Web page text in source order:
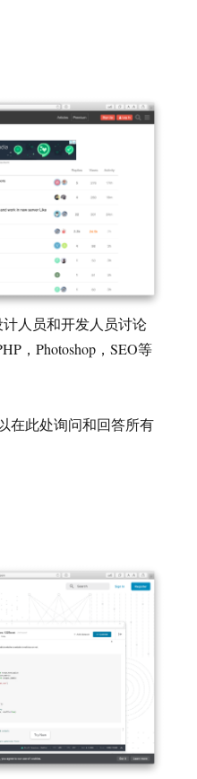
计人员和开发人员讨论
，Photoshop，SEO等
在此处询问和回答所有